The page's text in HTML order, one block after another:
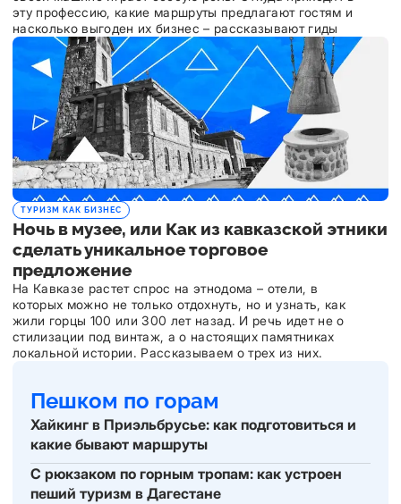
эту профессию, какие маршруты предлагают гостям и
насколько выгоден их бизнес – рассказывают гиды
ТУРИЗМ КАК БИЗНЕС
Ночь в музее, или Как из кавказской этники
сделать уникальное торговое
предложение
На Кавказе растет спрос на этнодома – отели, в
которых можно не только отдохнуть, но и узнать, как
жили горцы 100 или 300 лет назад. И речь идет не о
стилизации под винтаж, а о настоящих памятниках
локальной истории. Рассказываем о трех из них.
Пешком по горам
Хайкинг в Приэльбрусье: как подготовиться и
какие бывают маршруты
С рюкзаком по горным тропам: как устроен
пеший туризм в Дагестане